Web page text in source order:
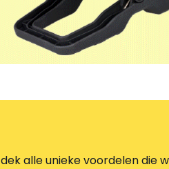
alle unieke voordelen die